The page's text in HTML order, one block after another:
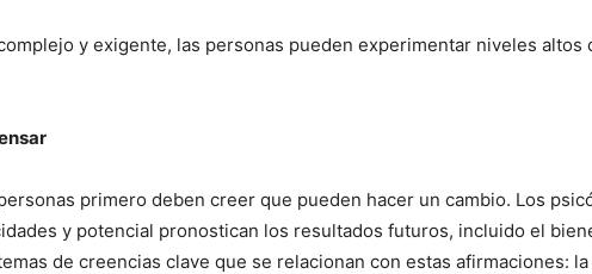
y exigente, las personas pueden experimentar niveles
primero deben creer que pueden hacer un cambio. Los
y potencial pronostican los resultados futuros, incluido el
de creencias clave que se relacionan con estas afirmaciones: